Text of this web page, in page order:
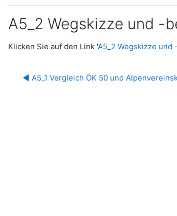
A5_2 Wegskizze und -
Abschlussbedingungen
Klicken Sie auf den Link 'A5_2 Wegskizze
◀︎ A5_1 Vergleich ÖK 50 und